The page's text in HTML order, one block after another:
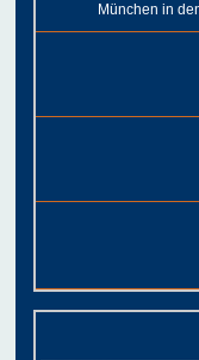
München in